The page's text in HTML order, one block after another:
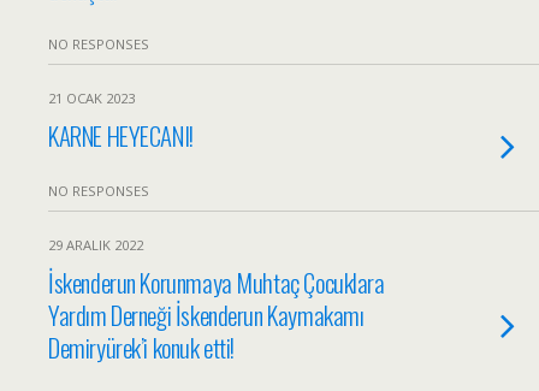
NO RESPONSES
21 OCAK 2023
KARNE HEYECANI!
NO RESPONSES
29 ARALIK 2022
İskenderun Korunmaya Muhtaç Çocuklara
Yardım Derneği İskenderun Kaymakamı
Demiryürek’i konuk etti!